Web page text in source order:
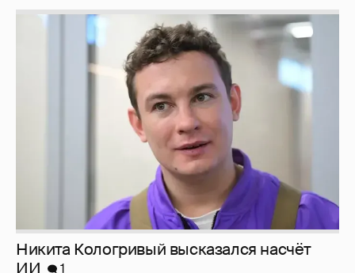
Никита Кологривый высказался насчёт